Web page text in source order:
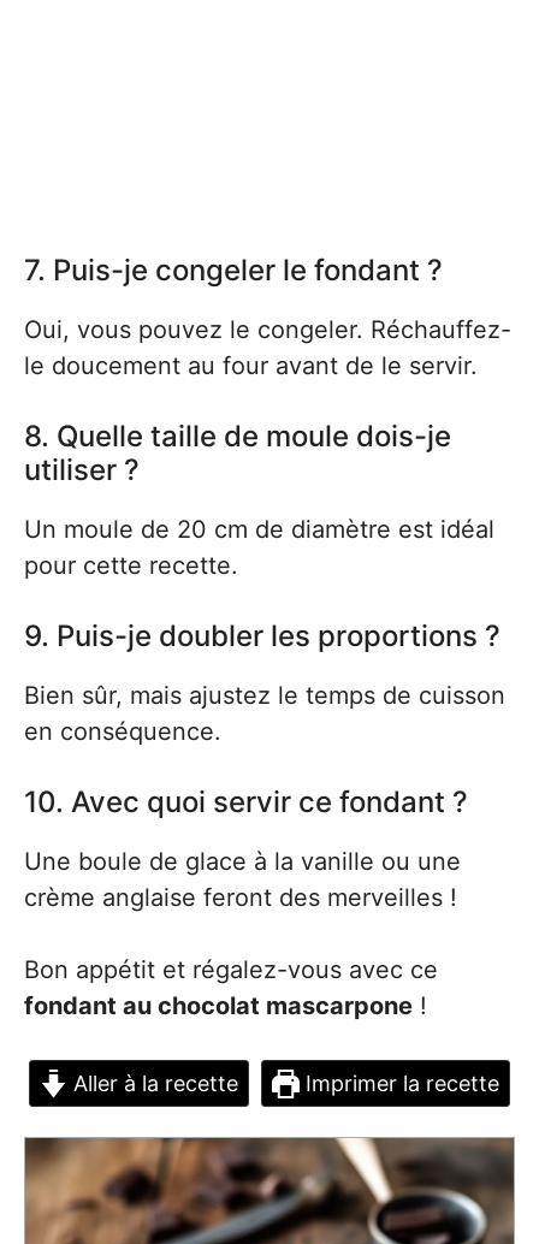
7. Puis-je congeler le fondant ?
Oui, vous pouvez le congeler. Réchauffez-
le doucement au four avant de le servir.
8. Quelle taille de moule dois-je
utiliser ?
Un moule de 20 cm de diamètre est idéal
pour cette recette.
9. Puis-je doubler les proportions ?
Bien sûr, mais ajustez le temps de cuisson
en conséquence.
10. Avec quoi servir ce fondant ?
Une boule de glace à la vanille ou une
crème anglaise feront des merveilles !
Bon appétit et régalez-vous avec ce
fondant au chocolat mascarpone !
Aller à la recette Imprimer la recette